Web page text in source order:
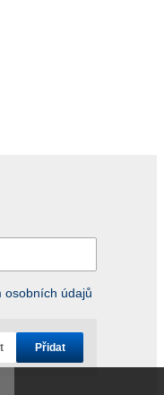
osobních údajů
Přidat